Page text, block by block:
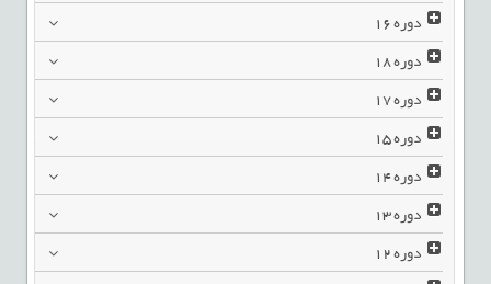
دوره16
دوره18
دوره17
دوره15
دوره14
دوره13
دوره12